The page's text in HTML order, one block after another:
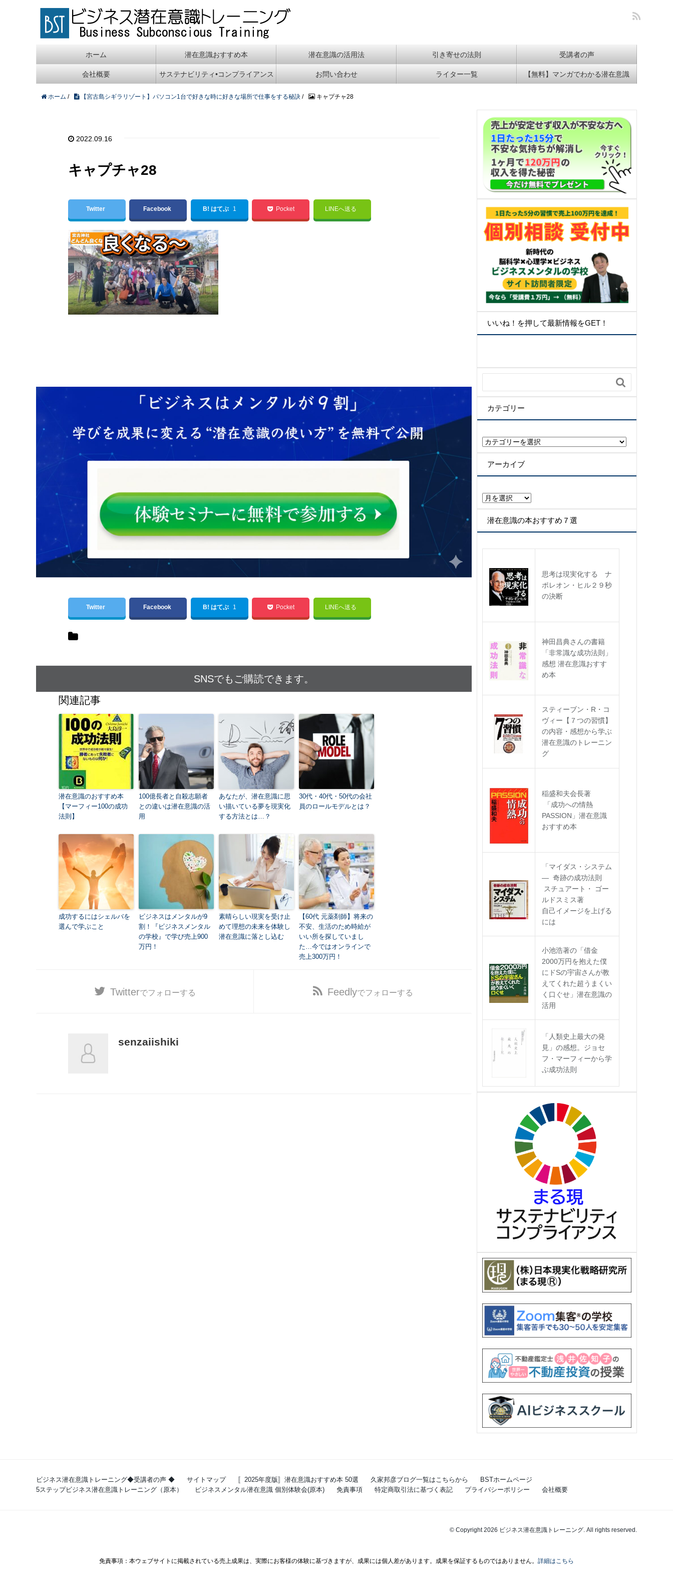
ホーム 潜在意識おすすめ本 潜在意識の活用法 引き寄せの法則 受講者の声
会社概要 サステナビリティ•コンプライアンス お問い合わせ ライター一覧 【無料】マンガでわかる潜在意識
ホーム / 【宮古島シギラリゾート】パソコン1台で好きな時に好きな場所で仕事をする秘訣 / キャプチャ28
2022.09.16
キャプチャ28
Twitter Facebook B! はてぶ 1 Pocket LINEへ送る
Twitter Facebook B! はてぶ 1 Pocket LINEへ送る
SNSでもご購読できます。
関連記事
潜在意識のおすすめ本
【マーフィー100の成功
法則】
100億長者と自殺志願者
との違いは潜在意識の活
用
あなたが、潜在意識に思
い描いている夢を現実化
する方法とは…？
30代・40代・50代の会社
員のロールモデルとは？
成功するにはシェルバを
選んで学ぶこと
ビジネスはメンタルが9
割！『ビジネスメンタル
の学校』で学び売上900
万円！
素晴らしい現実を受け止
めて理想の未来を体験し
潜在意識に落とし込む
【60代 元薬剤師】将来の
不安、生活のため時給が
いい所を探していまし
た…今ではオンラインで
売上300万円！
Twitterでフォローする Feedlyでフォローする
senzaiishiki
いいね！を押して最新情報をGET！

カテゴリー
カ
テ
ゴ
リ
アーカイブ
ア
ー
カ
イ
潜在意識の本おすすめ７選
思考は現実化する ナ
ポレオン・ヒル２９秒
の決断
神田昌典さんの書籍
「非常識な成功法則」
感想 潜在意識おすす
め本
スティーブン・R・コ
ヴィー【７つの習慣】
の内容・感想から学ぶ
潜在意識のトレーニン
グ
稲盛和夫会長著
「成功への情熱
PASSION」潜在意識
おすすめ本
「マイダス・システム
― 奇跡の成功法則
スチュアート・ ゴー
ルドスミス著
自己イメージを上げる
には
小池浩著の「借金
2000万円を抱えた僕
にドSの宇宙さんが教
えてくれた超うまくい
く口ぐせ」潜在意識の
活用
「人類史上最大の発
見」の感想。ジョセ
フ・マーフィーから学
ぶ成功法則
ビジネス潜在意識トレーニング◆受講者の声 ◆ サイトマップ 〚2025年度版〛潜在意識おすすめ本 50選 久家邦彦ブログ一覧はこちらから
BSTホームページ
5ステップビジネス潜在意識トレーニング（原本）
ビジネスメンタル潜在意識 個別体験会(原本) 免責事項 特定商取引法に基づく表記 プライバシーポリシー 会社概要
© Copyright 2026 ビジネス潜在意識トレーニング. All rights reserved.
免責事項：本ウェブサイトに掲載されている売上成果は、実際にお客様の体験に基づきますが、成果には個人差があります。成果を保証するものではありません。 詳細はこちら